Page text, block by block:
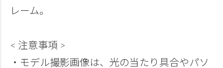
レーム。
< 注意事項 >
・モデル撮影画像は、光の当たり具合やパソ